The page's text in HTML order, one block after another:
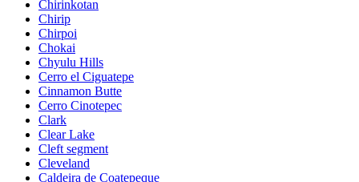
Chirinkotan
Chirip
Chirpoi
Chokai
Chyulu Hills
Cerro el Ciguatepe
Cinnamon Butte
Cerro Cinotepec
Clark
Clear Lake
Cleft segment
Cleveland
Caldeira de Coatepeque